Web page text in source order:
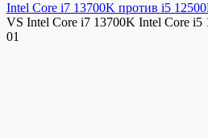
Intel Core i7 13700K против i5
VS Intel Core i7 13700K Intel Core i5
01